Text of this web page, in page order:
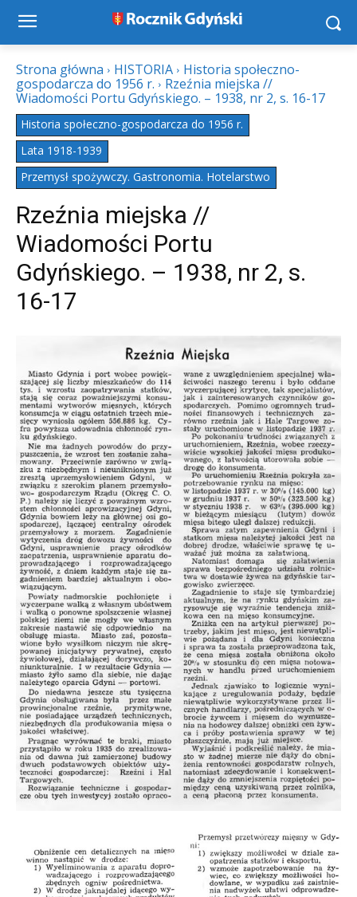
Strona główna HISTORIA
Historia społeczno-
gospodarcza do 1956 r.
Rzeźnia miejska //
Wiadomości Portu Gdyńskiego. – 1938, nr 2, s. 16-17
Historia społeczno-gospodarcza do 1956 r.
Lata 1918-1939
Przemysł spożywczy. Gastronomia. Hotelarstwo
Rzeźnia miejska //
Wiadomości Portu
Gdyńskiego. – 1938, nr 2, s.
16-17